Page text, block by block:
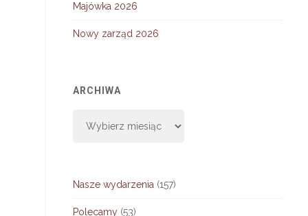
Majówka 2026
Nowy zarząd 2026
ARCHIWA
Nasze wydarzenia (157)
Polecamy (53)